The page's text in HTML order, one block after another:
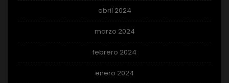
abril 2024
marzo 2024
febrero 2024
enero 2024